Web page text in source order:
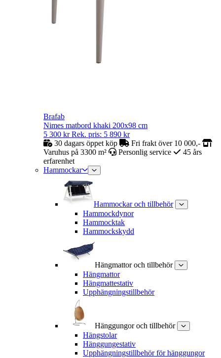
Brafab
Nimes matbord khaki 200x98 cm
5 300 kr Rek. pris: 5 890 kr
30 dagars öppet köp
Fri frakt över 10 000,-
Varuhus på 3300 m²
Personlig service
45 års
erfarenhet
Hammockar
Hammockar och tillbehör
Hammockdynor
Hammocktak
Hammockskydd
Hängmattor och tillbehör
Hängmattor
Hängmattestativ
Upphängningstillbehör
Hänggungor och tillbehör
Hängstolar
Hänggungestativ
Upphängningstillbehör för hänggungor